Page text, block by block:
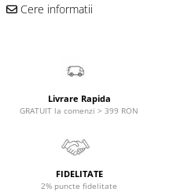
Cere informatii
Livrare Rapida
GRATUIT la comenzi > 399 RON
FIDELITATE
2% puncte fidelitate